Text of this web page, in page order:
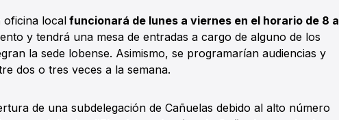
oficina localfuncionará de lunes a viernes en el horario de 8 a
y tendrá una mesa de entradas a cargo de alguno de los
la sede lobense. Asimismo, se programarían audiencias y
dos o tres veces a la semana.
de una subdelegación de Cañuelas debido al alto número